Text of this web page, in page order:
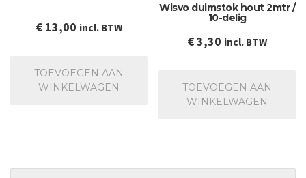
€13,00 incl. BTW
TOEVOEGEN AAN
WINKELWAGEN
Wisvo duimstok hout 2mtr /
10-delig
€3,30 incl. BTW
TOEVOEGEN AAN
WINKELWAGEN